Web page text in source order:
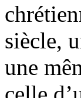
siècle,
une